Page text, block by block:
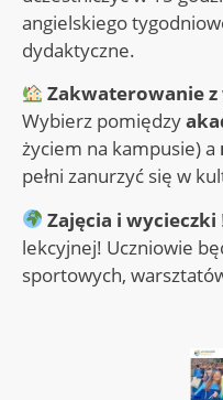
angielskiego
dydaktyczne.
Zakwaterowanie
Wybierz pomiędzy
życiem na kampusie) a
pełni zanurzyć się w
Zajęcia i wycieczki
lekcyjnej! Uczniowie
sportowych,